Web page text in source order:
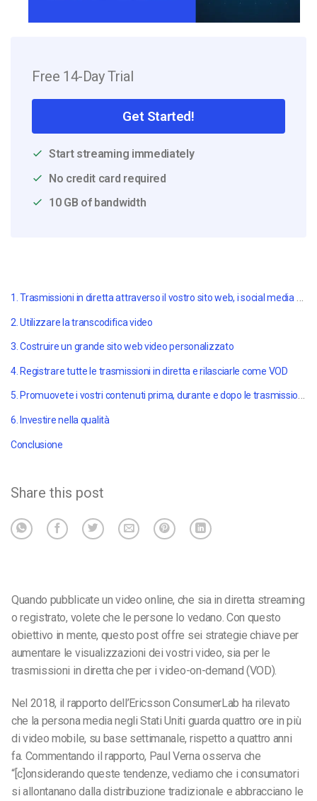
Free 14-Day Trial
Get Started!
Start streaming immediately
No credit card required
10 GB of bandwidth
1. Trasmissioni in diretta attraverso il vostro sito web, i social media e non solo.
2. Utilizzare la transcodifica video
3. Costruire un grande sito web video personalizzato
4. Registrare tutte le trasmissioni in diretta e rilasciarle come VOD
5. Promuovete i vostri contenuti prima, durante e dopo le trasmissioni in diretta.
6. Investire nella qualità
Conclusione
Share this post
Quando pubblicate un video online, che sia in diretta streaming
o registrato, volete che le persone lo vedano. Con questo
obiettivo in mente, questo post offre sei strategie chiave per
aumentare le visualizzazioni dei vostri video, sia per le
trasmissioni in diretta che per i video-on-demand (VOD).
Nel 2018, il rapporto dell’Ericsson ConsumerLab ha rilevato
che la persona media negli Stati Uniti guarda quattro ore in più
di video mobile, su base settimanale, rispetto a quattro anni
fa. Commentando il rapporto, Paul Verna osserva che
“[c]onsiderando queste tendenze, vediamo che i consumatori
si allontanano dalla distribuzione tradizionale e abbracciano le